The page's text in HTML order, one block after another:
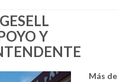
Y
Más de